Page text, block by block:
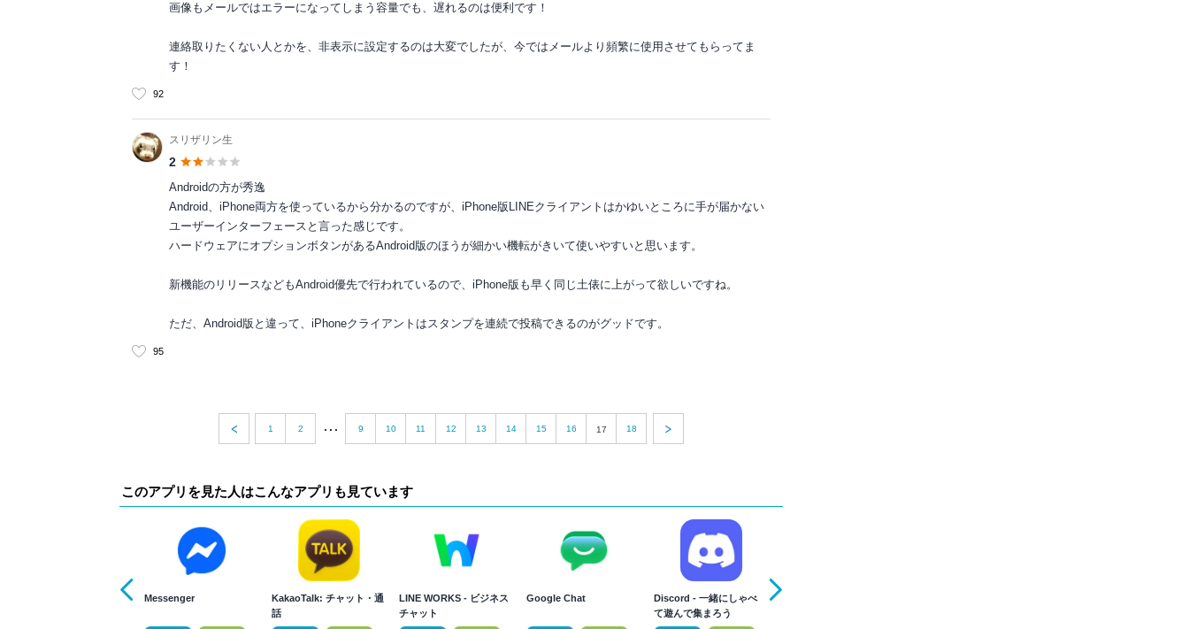
画像もメールではエラーになってしまう容量でも、遅れるのは便利です！
連絡取りたくない人とかを、非表示に設定するのは大変でしたが、今ではメールより頻繁に使用させてもらってま
す！
92
スリザリン生
2
Androidの方が秀逸
Android、iPhone両方を使っているから分かるのですが、iPhone版LINEクライアントはかゆいところに手が届かない
ユーザーインターフェースと言った感じです。
ハードウェアにオプションボタンがあるAndroid版のほうが細かい機転がきいて使いやすいと思います。
新機能のリリースなどもAndroid優先で行われているので、iPhone版も早く同じ土俵に上がって欲しいですね。
ただ、Android版と違って、iPhoneクライアントはスタンプを連続で投稿できるのがグッドです。
95
1 2 ... 9 10 11 12 13 14 15 16 17 18
このアプリを見た人はこんなアプリも見ています
Messenger
KakaoTalk: チャット・通
話
LINE WORKS - ビジネス
チャット
Google Chat
Discord - 一緒にしゃべっ
て遊んで集まろう